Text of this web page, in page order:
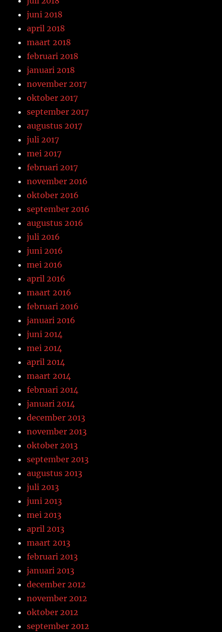
juni 2018
april 2018
maart 2018
februari 2018
januari 2018
november 2017
oktober 2017
september 2017
augustus 2017
juli 2017
mei 2017
februari 2017
november 2016
oktober 2016
september 2016
augustus 2016
juli 2016
juni 2016
mei 2016
april 2016
maart 2016
februari 2016
januari 2016
juni 2014
mei 2014
april 2014
maart 2014
februari 2014
januari 2014
december 2013
november 2013
oktober 2013
september 2013
augustus 2013
juli 2013
juni 2013
mei 2013
april 2013
maart 2013
februari 2013
januari 2013
december 2012
november 2012
oktober 2012
september 2012